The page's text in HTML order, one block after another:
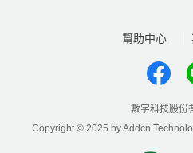
幫助中心
數字科技股份
Copyright © 2025 by Addcn